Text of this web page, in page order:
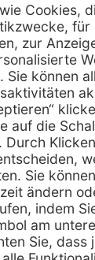
A-1120 Wien
01 / 718 19 61
01 / 718 19 61
@
Hilfe